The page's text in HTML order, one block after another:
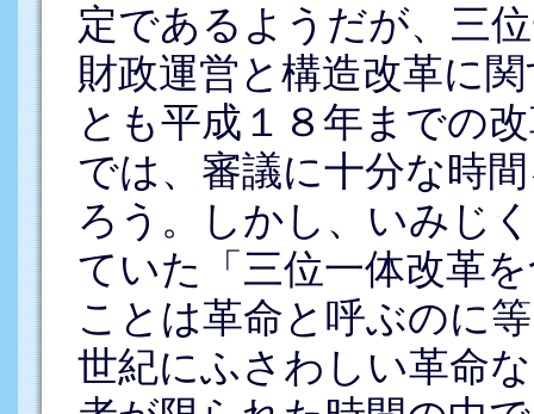
定であるようだが、三
財政運営と構造改革に
とも平成１８年までの
では、審議に十分な時
ろう。しかし、いみじ
ていた「三位一体改革
ことは革命と呼ぶのに
世紀にふさわしい革命